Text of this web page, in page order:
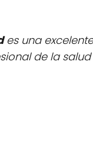
es una
de la